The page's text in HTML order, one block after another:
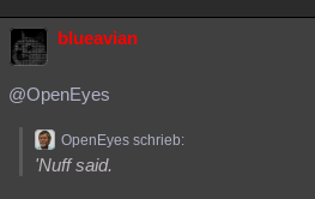
blueavian
@OpenEyes
OpenEyes schrieb:
'Nuff said.